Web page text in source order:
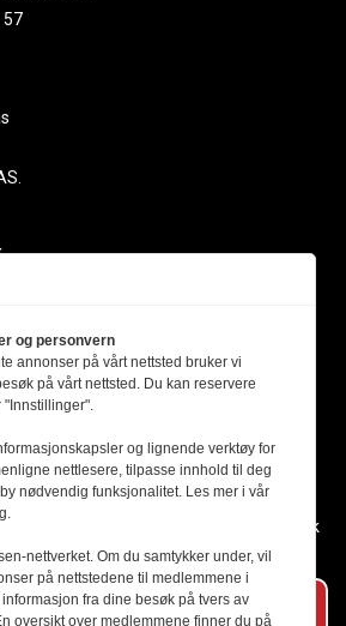
57
byggebransjen
Varsom-plakaten og presseetikken slik
nyhetsbrev
og personvern
annonser på vårt nettsted bruker vi
på vårt nettsted. Du kan reservere
"Innstillinger".
og lignende verktøy for
nettlesere, tilpasse innhold til deg
nødvendig funksjonalitet. Les mer i vår
nettverket. Om du samtykker under, vil
på nettstedene til medlemmene i
fra dine besøk på tvers av
oversikt over medlemmene finner du på